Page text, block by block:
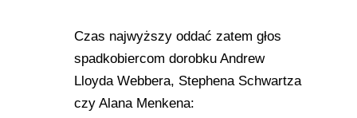
Czas najwyższy oddać zatem głos
spadkobiercom dorobku Andrew
Lloyda Webbera, Stephena Schwartza
czy Alana Menkena: